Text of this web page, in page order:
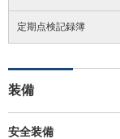
定期点検記録簿
装備
安全装備